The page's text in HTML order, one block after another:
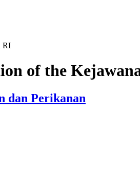
of the
dan Perikanan